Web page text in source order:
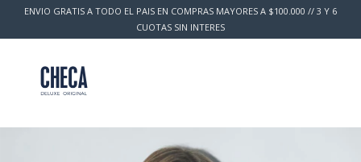
ENVIO GRATIS A TODO EL PAIS EN COMPRAS MAYORES A $100.000 // 3 Y 6
CUOTAS SIN INTERES